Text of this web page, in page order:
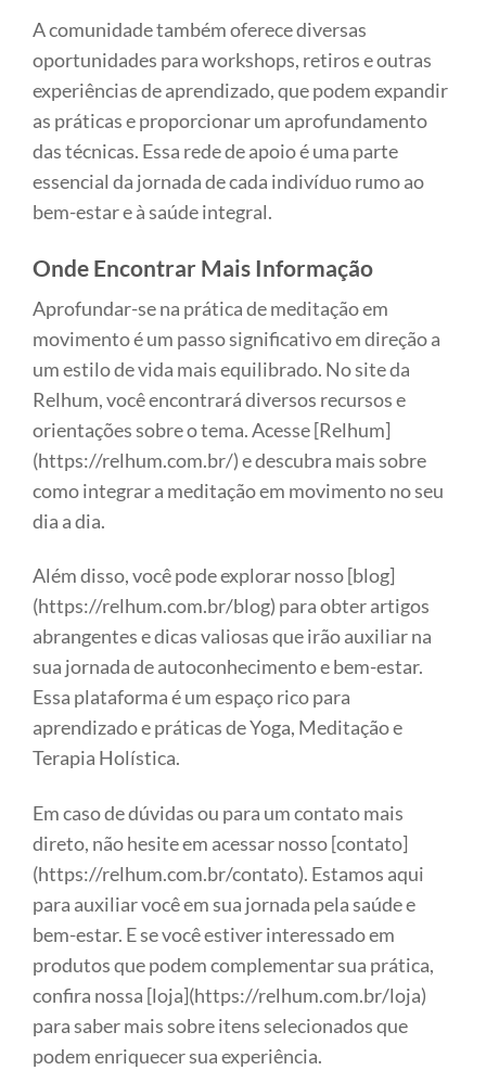
A comunidade também oferece diversas
oportunidades para workshops, retiros e outras
experiências de aprendizado, que podem expandir
as práticas e proporcionar um aprofundamento
das técnicas. Essa rede de apoio é uma parte
essencial da jornada de cada indivíduo rumo ao
bem-estar e à saúde integral.
Onde Encontrar Mais Informação
Aprofundar-se na prática de meditação em
movimento é um passo significativo em direção a
um estilo de vida mais equilibrado. No site da
Relhum, você encontrará diversos recursos e
orientações sobre o tema. Acesse [Relhum]
(https://relhum.com.br/) e descubra mais sobre
como integrar a meditação em movimento no seu
dia a dia.
Além disso, você pode explorar nosso [blog]
(https://relhum.com.br/blog) para obter artigos
abrangentes e dicas valiosas que irão auxiliar na
sua jornada de autoconhecimento e bem-estar.
Essa plataforma é um espaço rico para
aprendizado e práticas de Yoga, Meditação e
Terapia Holística.
Em caso de dúvidas ou para um contato mais
direto, não hesite em acessar nosso [contato]
(https://relhum.com.br/contato). Estamos aqui
para auxiliar você em sua jornada pela saúde e
bem-estar. E se você estiver interessado em
produtos que podem complementar sua prática,
confira nossa [loja](https://relhum.com.br/loja)
para saber mais sobre itens selecionados que
podem enriquecer sua experiência.